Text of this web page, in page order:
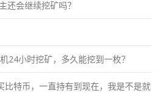
还会继续挖矿吗？
24小时挖矿，多久能挖到一枚？
比特币，一直持有到现在，我是不是就